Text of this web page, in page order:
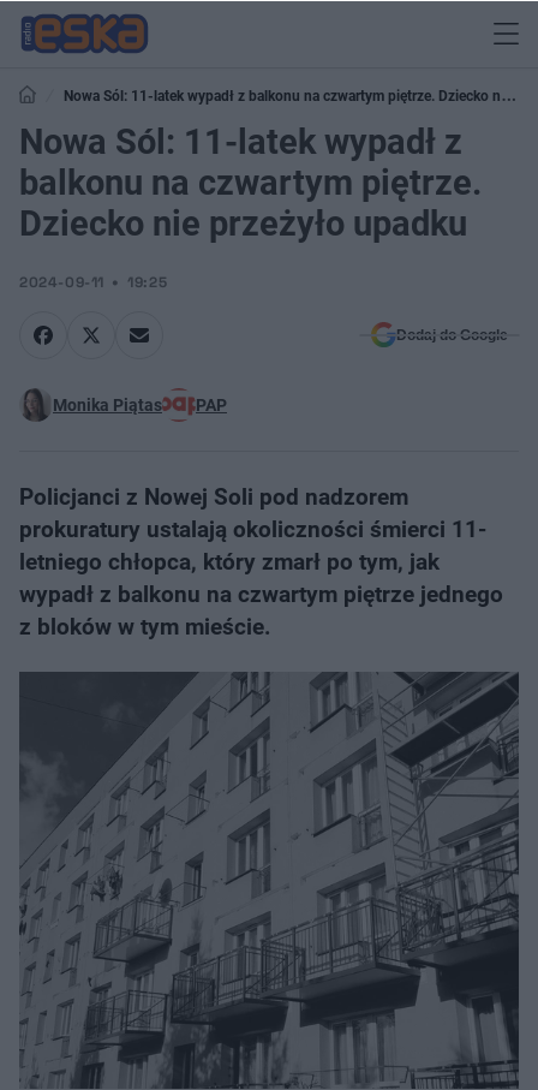
Nowa Sól: 11-latek wypadł z balkonu na czwartym piętrze. Dziecko nie
przeżyło upadku
Nowa Sól: 11-latek wypadł z
balkonu na czwartym piętrze.
Dziecko nie przeżyło upadku
2024-09-11 19:25
Dodaj do Google
Monika Piątas PAP
Policjanci z Nowej Soli pod nadzorem
prokuratury ustalają okoliczności śmierci 11-
letniego chłopca, który zmarł po tym, jak
wypadł z balkonu na czwartym piętrze jednego
z bloków w tym mieście.